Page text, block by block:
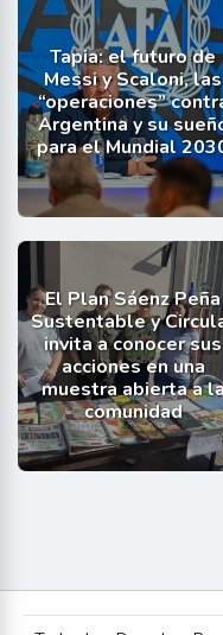
Tapia: el futuro de
Messi y Scaloni, las
“operaciones”
Argentina y su
para el Mundial
El Plan Sáenz Peña
Sustentable y
invita a conocer sus
acciones en una
muestra abierta a
comunidad